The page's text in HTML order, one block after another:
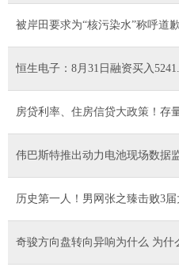
被岸田要求为“核污染水”称呼道
恒生电子：8月31日融资买入
房贷利率、住房信贷大政策！存
伟巴斯特推出动力电池现场数据
历史第一人！男网张之臻击败3
奇骏方向盘转向异响为什么 为什